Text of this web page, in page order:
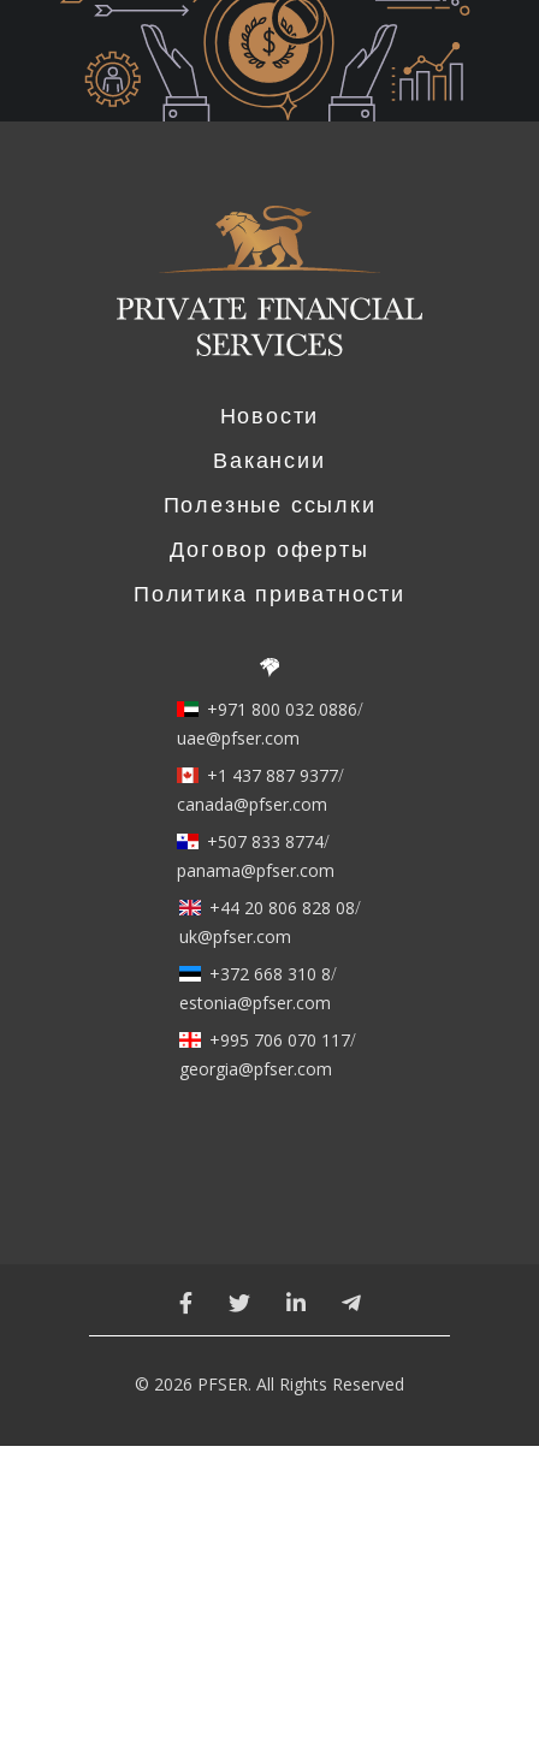
Новости
Вакансии
Полезные ссылки
Договор оферты
Политика приватности
+971 800 032 0886/
uae@pfser.com
+1 437 887 9377/
canada@pfser.com
+507 833 8774/
panama@pfser.com
+44 20 806 828 08/
uk@pfser.com
+372 668 310 8/
estonia@pfser.com
+995 706 070 117/
georgia@pfser.com
© 2026 PFSER. All Rights Reserved